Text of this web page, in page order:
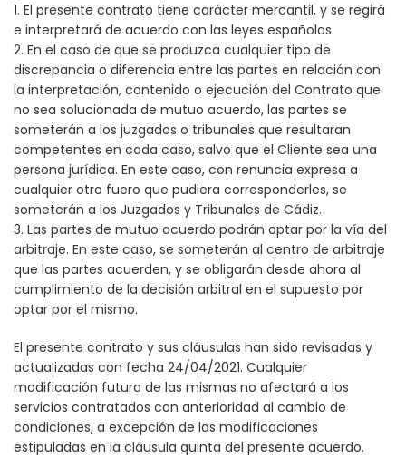
1. El presente contrato tiene carácter mercantil, y se regirá
e interpretará de acuerdo con las leyes españolas.
2. En el caso de que se produzca cualquier tipo de
discrepancia o diferencia entre las partes en relación con
la interpretación, contenido o ejecución del Contrato que
no sea solucionada de mutuo acuerdo, las partes se
someterán a los juzgados o tribunales que resultaran
competentes en cada caso, salvo que el Cliente sea una
persona jurídica. En este caso, con renuncia expresa a
cualquier otro fuero que pudiera corresponderles, se
someterán a los Juzgados y Tribunales de Cádiz.
3. Las partes de mutuo acuerdo podrán optar por la vía del
arbitraje. En este caso, se someterán al centro de arbitraje
que las partes acuerden, y se obligarán desde ahora al
cumplimiento de la decisión arbitral en el supuesto por
optar por el mismo.
El presente contrato y sus cláusulas han sido revisadas y
actualizadas con fecha 24/04/2021. Cualquier
modificación futura de las mismas no afectará a los
servicios contratados con anterioridad al cambio de
condiciones, a excepción de las modificaciones
estipuladas en la cláusula quinta del presente acuerdo.